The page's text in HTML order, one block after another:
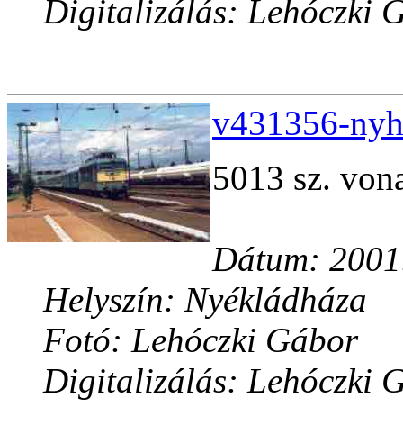
Digitalizálás: Lehóczki
v431356-
5013 sz.
Dátum:
Helyszín: Nyékládháza
Fotó: Lehóczki Gábor
Digitalizálás: Lehóczki